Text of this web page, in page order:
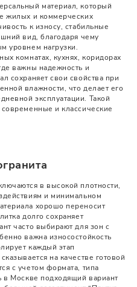
материал, который
жилых и коммерческих
к износу, стабильные
вид, благодаря чему
уровнем нагрузки.
комнатах, кухнях, коридорах
важны надежность и
сохраняет свои свойства при
влажности, что делает его
эксплуатации. Такой
и классические
в высокой плотности,
и минимальном
хорошо переносит
долго сохраняет
часто выбирают для зон с
важна износостойкость
каждый этап
на качестве готовой
с учетом формата, типа
в Москве подходящий вариант